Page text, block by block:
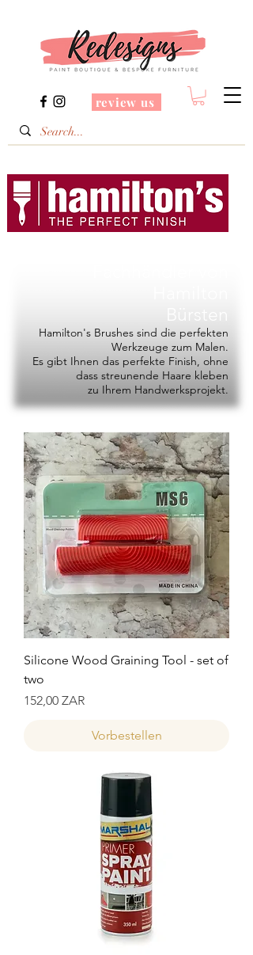
review us
Hamilton's Brushes sind die perfekten
Werkzeuge zum Malen.
Es gibt Ihnen das perfekte Finish, ohne
dass streunende Haare kleben
zu Ihrem Handwerksprojekt.
Silicone Wood Graining Tool - set of
two
Preis
152,00 ZAR
Vorbestellen